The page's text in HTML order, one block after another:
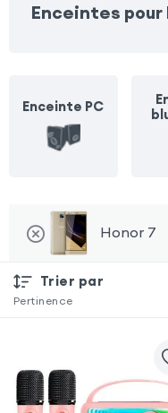
Enceintes pour
Enceinte PC
Honor 7
Trier par
Pertinence